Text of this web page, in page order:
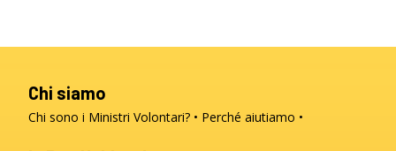
Chi siamo
Chi sono i Ministri Volontari? Perché aiutiamo